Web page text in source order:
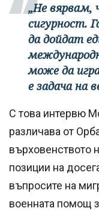
„Не вярвам,
сигурност.
да дойдат
може да
е задача на
С това интервю
различава от
върховенството
позиции на
въпросите на
военната помощ